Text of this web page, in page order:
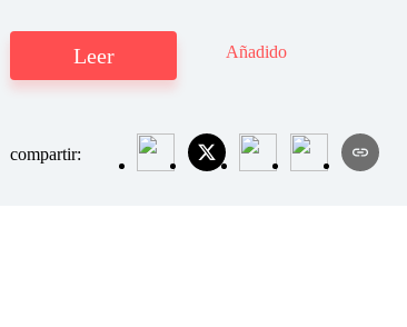
Leer Añadido
compartir: